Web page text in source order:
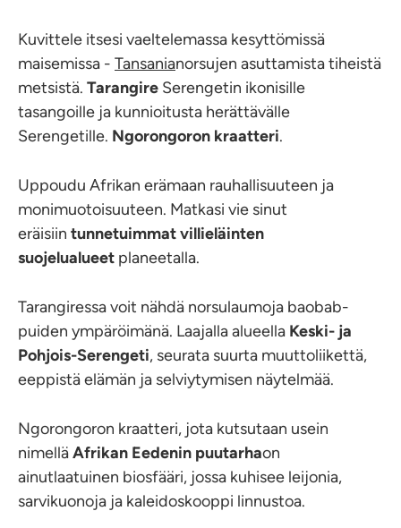
Kuvittele itsesi vaeltelemassa kesyttömissä
maisemissa - Tansanianorsujen asuttamista tiheistä
metsistä. Tarangire Serengetin ikonisille
tasangoille ja kunnioitusta herättävälle
Serengetille. Ngorongoron kraatteri.
Uppoudu Afrikan erämaan rauhallisuuteen ja
monimuotoisuuteen. Matkasi vie sinut
eräisiin tunnetuimmat villieläinten
suojelualueet planeetalla.
Tarangiressa voit nähdä norsulaumoja baobab-
puiden ympäröimänä. Laajalla alueella Keski- ja
Pohjois-Serengeti, seurata suurta muuttoliikettä,
eeppistä elämän ja selviytymisen näytelmää.
Ngorongoron kraatteri, jota kutsutaan usein
nimelläAfrikan Eedenin puutarhaon
ainutlaatuinen biosfääri, jossa kuhisee leijonia,
sarvikuonoja ja kaleidoskooppi linnustoa.